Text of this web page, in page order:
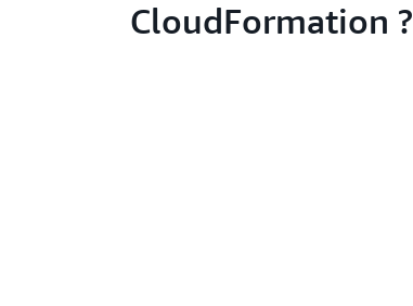
CloudFormation ?